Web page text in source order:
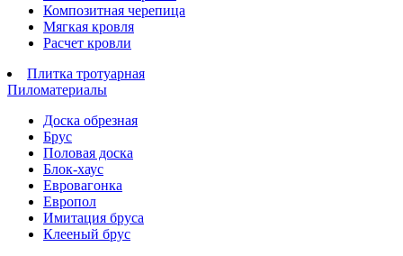
Композитная черепица
Мягкая кровля
Расчет кровли
Плитка тротуарная
Пиломатериалы
Доска обрезная
Брус
Половая доска
Блок-хаус
Евровагонка
Европол
Имитация бруса
Клееный брус